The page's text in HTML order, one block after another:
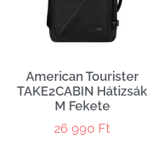
American Tourister
TAKE2CABIN Hátizsák
M Fekete
26 990 Ft